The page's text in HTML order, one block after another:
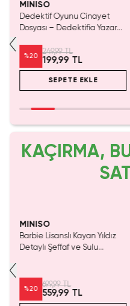
MINISO
Dedektif Oyunu Cinayet
Dosyası – Dedektifia Yazar
%20
249,99 TL
199,99 TL
SEPETE EKLE
KAÇIRMA,
MINISO
Barbie Lisanslı Kayan Yıldız
Detaylı Şeffaf ve Sulu
%20
699,99 TL
559,99 TL